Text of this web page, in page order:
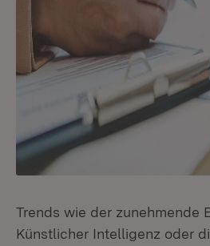
Trends wie der zunehmende
Künstlicher Intelligenz oder